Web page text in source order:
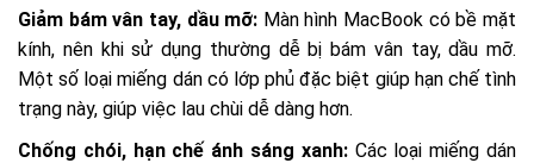
Giảm bám vân tay, dầu mỡ: Màn hình MacBook có bề mặt
kính, nên khi sử dụng thường dễ bị bám vân tay, dầu mỡ.
Một số loại miếng dán có lớp phủ đặc biệt giúp hạn chế tình
trạng này, giúp việc lau chùi dễ dàng hơn.
Chống chói, hạn chế ánh sáng xanh:Các loại miếng dán